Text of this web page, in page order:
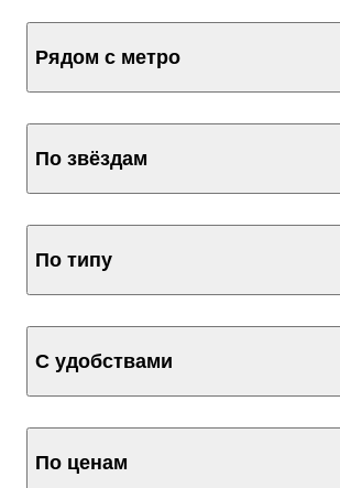
Рядом с метро
По звёздам
По типу
С удобствами
По ценам